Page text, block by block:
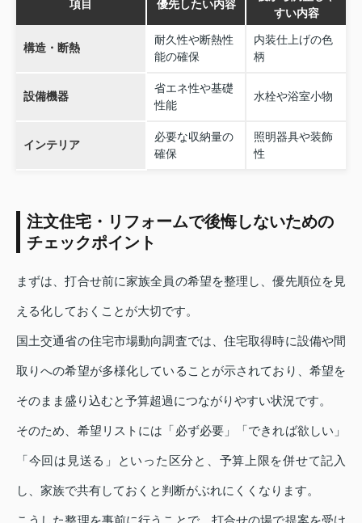
項目 優先したい内容
すい内容
構造・断熱
耐久性や断熱性
能の確保
内装仕上げの色
柄
設備機器
省エネ性や基礎
性能
水栓や浴室小物
インテリア
必要な収納量の
確保
照明器具や装飾
性
注文住宅・リフォームで後悔しないための
チェックポイント
まずは、打合せ前に家族全員の希望を整理し、優先順位を見
える化しておくことが大切です。
国土交通省の住宅市場動向調査では、住宅取得時に設備や間
取りへの希望が多様化していることが示されており、希望を
そのまま盛り込むと予算超過につながりやすい状況です。
そのため、希望リストには「必ず必要」「できれば欲しい」
「今回は見送る」といった区分と、予算上限を併せて記入
し、家族で共有しておくと判断がぶれにくくなります。
こうした整理を事前に行うことで、打合せの場で提案を受け